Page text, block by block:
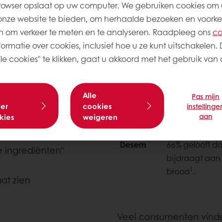
brood kopen?
brood dat:
fruit, granen,
ingrediënten”
zien
Ingrediënt
/
Smaak
83% gelooft
zaden
Desem
66% gelooft
bijdraagt aan
brood1 .
Veel consumenten
opslaat op uw computer. We gebruiken cookies om
website te bieden, om herhaalde bezoeken en
om verkeer te meten en te analyseren. Raadpleeg ons
over cookies, inclusief hoe u ze kunt uitschakelen.
cookies" te klikken, gaat u akkoord met het gebruik van
Alle
cookies
weigeren
Pas mijn
aan